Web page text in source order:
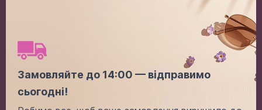
Bv P2016 C5
Замовляйте до 14:00 — відправимо
сьогодні!